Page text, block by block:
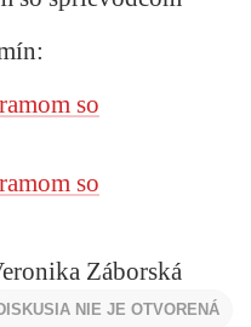
so
so
Záborská
NIE JE OTVORENÁ